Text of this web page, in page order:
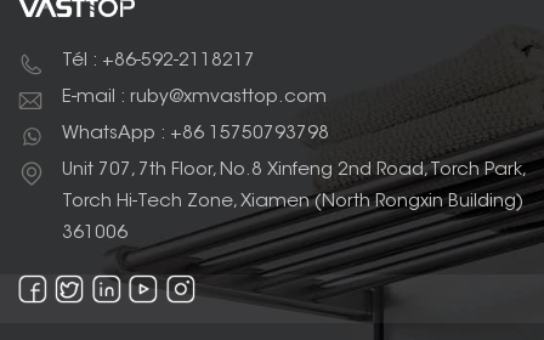
Tél : +86-592-2118217
E-mail : ruby@xmvasttop.com
WhatsApp : +86 15750793798
Unit 707, 7th Floor, No.8 Xinfeng 2nd Road, Torch Park,
Torch Hi-Tech Zone, Xiamen (North Rongxin Building)
361006